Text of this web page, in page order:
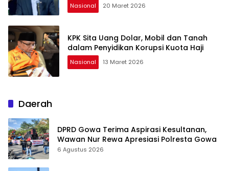
Nasional 20 Maret 2026
KPK Sita Uang Dolar, Mobil dan Tanah
dalam Penyidikan Korupsi Kuota Haji
Nasional 13 Maret 2026
Daerah
DPRD Gowa Terima Aspirasi Kesultanan,
Wawan Nur Rewa Apresiasi Polresta Gowa
6 Agustus 2026